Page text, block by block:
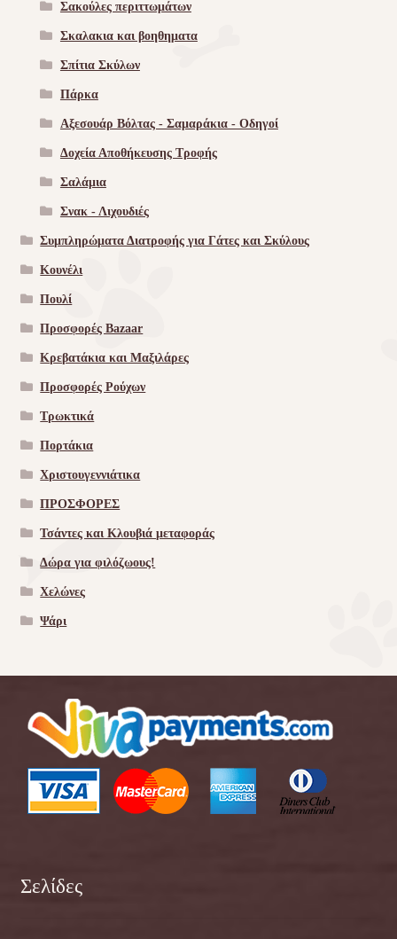
Σακούλες περιττωμάτων
Σκαλακια και βοηθηματα
Σπίτια Σκύλων
Πάρκα
Αξεσουάρ Βόλτας - Σαμαράκια - Οδηγοί
Δοχεία Αποθήκευσης Τροφής
Σαλάμια
Σνακ - Λιχουδιές
Συμπληρώματα Διατροφής για Γάτες και Σκύλους
Κουνέλι
Πουλί
Προσφορές Bazaar
Κρεβατάκια και Μαξιλάρες
Προσφορές Ρούχων
Τρωκτικά
Πορτάκια
Χριστουγεννιάτικα
ΠΡΟΣΦΟΡΕΣ
Τσάντες και Κλουβιά μεταφοράς
Δώρα για φιλόζωους!
Χελώνες
Ψάρι
Σελίδες